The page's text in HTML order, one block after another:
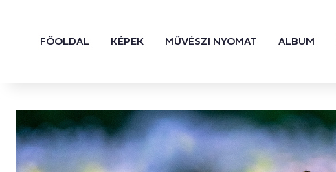
FŐOLDAL KÉPEK MŰVÉSZI NYOMAT ALBUM